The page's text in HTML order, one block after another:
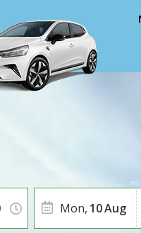
Polski
Română
Mon, 10Aug